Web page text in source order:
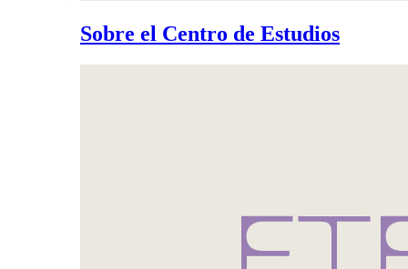
Sobre el Centro de Estudios